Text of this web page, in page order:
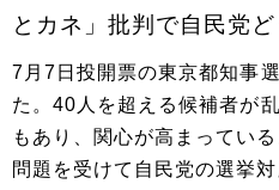
とカネ」批判で自民党ど
7月7日投開票の東京都知事
た。40人を超える候補者が
もあり、関心が高まってい
問題を受けて自民党の選挙